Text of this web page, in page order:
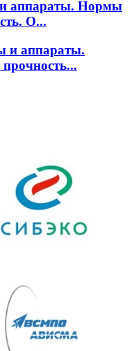
аппараты. Нормы
О...
и аппараты.